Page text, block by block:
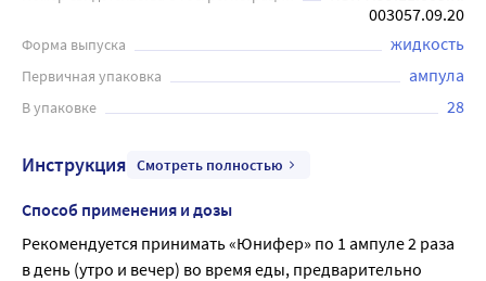
003057.09.20
Форма выпуска жидкость
Первичная упаковка ампула
В упаковке 28
Инструкция Смотреть полностью
Способ применения и дозы
Рекомендуется принимать «Юнифер» по 1 ампуле 2 раза
в день (утро и вечер) во время еды, предварительно